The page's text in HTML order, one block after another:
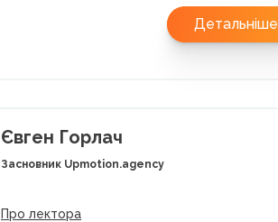
Детальніше
Євген Горлач
Засновник Upmotion.agency
Про лектора